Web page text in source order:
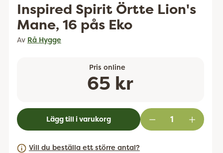
Inspired Spirit Örtte Lion's
Mane, 16 pås Eko
Av Rå Hygge
Pris online
Ordinarie
pris
65 kr
Lägg till i varukorg
Vill du beställa ett större antal?